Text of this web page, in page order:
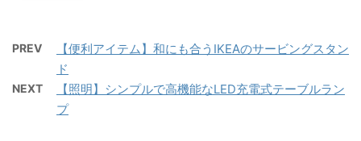
PREV
【便利アイテム】和にも合うIKEAのサービングスタン
ド
NEXT
【照明】シンプルで高機能なLED充電式テーブルラン
プ